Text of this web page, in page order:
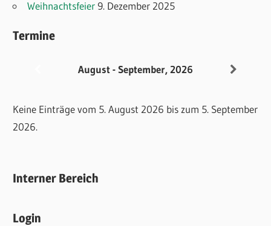
Weihnachtsfeier 9. Dezember 2025
Termine
August - September, 2026
Keine Einträge vom 5. August 2026 bis zum 5. September
2026.
Interner Bereich
Login